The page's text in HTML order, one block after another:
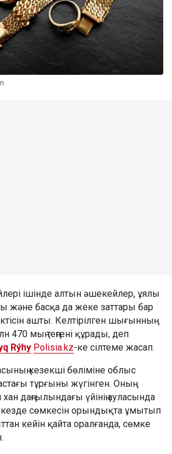
ішінде алтын әшекейлер, ұялы
және басқа да жеке заттары бар
ашты. Келтірілген шығынның
470 мың теңгені құрады, деп
Rýhy Polisia.kz-ке сілтеме жасап.
кезекші бөліміне облыс
тұрғыны жүгінген. Оның
даңғылындағы үйінің ауласында
сөмкесін орындықта ұмытып
кейін қайта оралғанда, сөмке